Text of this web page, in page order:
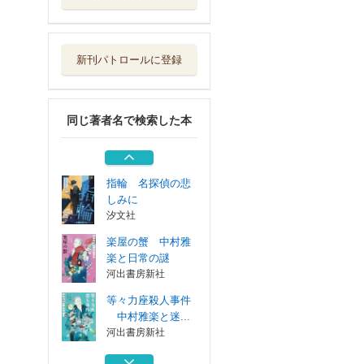
新刊パトロールに登録
同じ著者名で検索した本
等々力座殺人事件
中村雅楽と迷...
名優のごちそう
戸板康二俳句集
三月書房
指輪 名探偵の悲
しみに
汐文社
楽屋の蟹 中村雅
楽と日常の謎
河出書房新社
等々力座殺人事件
中村雅楽と迷...
河出書房新社
名優のごちそう